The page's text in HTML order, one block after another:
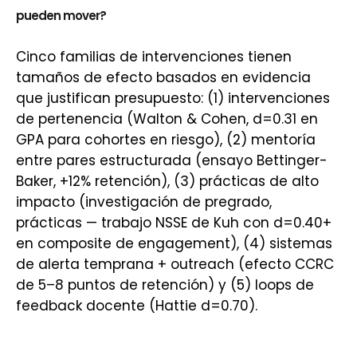
pueden mover?
Cinco familias de intervenciones tienen
tamaños de efecto basados en evidencia
que justifican presupuesto: (1) intervenciones
de pertenencia (Walton & Cohen, d=0.31 en
GPA para cohortes en riesgo), (2) mentoría
entre pares estructurada (ensayo Bettinger-
Baker, +12% retención), (3) prácticas de alto
impacto (investigación de pregrado,
prácticas — trabajo NSSE de Kuh con d=0.40+
en composite de engagement), (4) sistemas
de alerta temprana + outreach (efecto CCRC
de 5–8 puntos de retención) y (5) loops de
feedback docente (Hattie d=0.70).